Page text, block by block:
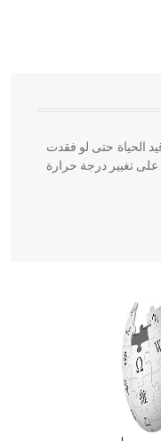
التي ارتبطت
خاصة، حيث يحرص
الحياة حتى لو فقدت
على تغيير درجة حرارة
في جروح الرأس. ويعود
في البحر ويتركب
أو شديد الحمرة وهو